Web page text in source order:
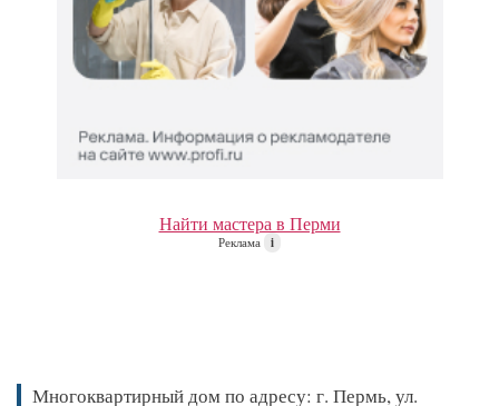
Найти мастера в Перми
Реклама i
Многоквартирный дом по адресу: г. Пермь, ул.